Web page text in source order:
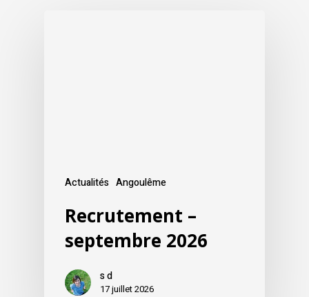
Actualités Angoulême
Recrutement –
septembre 2026
s d
17 juillet 2026